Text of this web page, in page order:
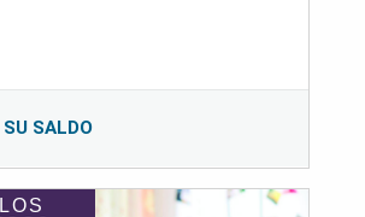
SALDO